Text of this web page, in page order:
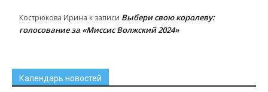
Кострюкова Ирина к записи Выбери свою королеву:
голосование за «Миссис Волжский 2024»
Календарь новостей